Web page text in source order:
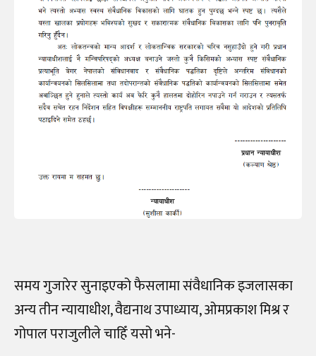
समय गुजारेर सुनाइएको फैसलामा संवैधानिक इजलासका
अन्य तीन न्यायाधीश, वैद्यनाथ उपाध्याय, ओमप्रकाश मिश्र र
गोपाल पराजुलीले चाहिँ यसो भने-